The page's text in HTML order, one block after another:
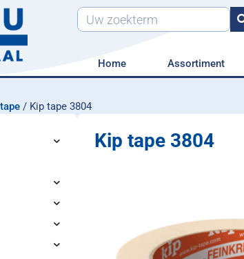
Home Assortiment
/ Kip tape 3804
Kip tape 3804